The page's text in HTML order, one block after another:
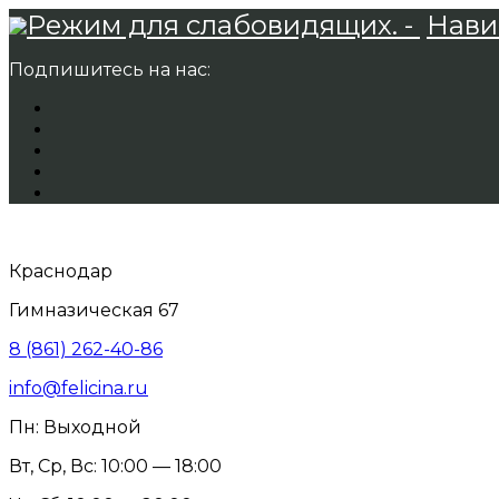
Режим для слабовидящих. -
Подпишитесь на нас:
Краснодар
Гимназическая 67
8 (861) 262-40-86
info@felicina.ru
Пн: Выходной
Вт, Ср, Вс: 10:00 — 18:00